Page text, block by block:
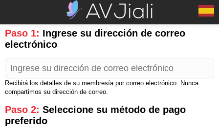
Paso 1: Ingrese su dirección de correo
electrónico
Recibirá los detalles de su membresía por correo electrónico. Nunca
compartimos su dirección de correo.
Paso 2: Seleccione su método de pago
preferido